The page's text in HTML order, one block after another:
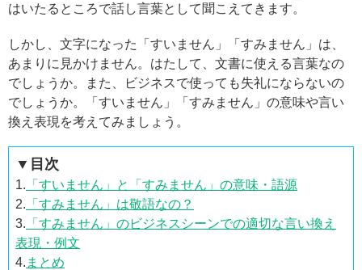
はいたるところで話し言葉として聞こえてきます。
しかし、文字になった「すいません」「すみません」は、
あまりに見かけません。はたして、文書に使える言葉なの
でしょうか。また、ビジネスで使っても失礼にならないの
でしょうか。「すいません」「すみません」の意味や言い
換え表現を考えてみましょう。
▼目次
1. 「すいません」と「すみません」の意味・語源
2. 「すみません」は敬語なの？
3. 「すみません」のビジネスシーンでの適切な言い換え
表現・例文
4. まとめ